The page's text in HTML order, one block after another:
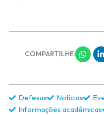
COMPARTILHE:
Defesas Notícias
Informações acadêmicas